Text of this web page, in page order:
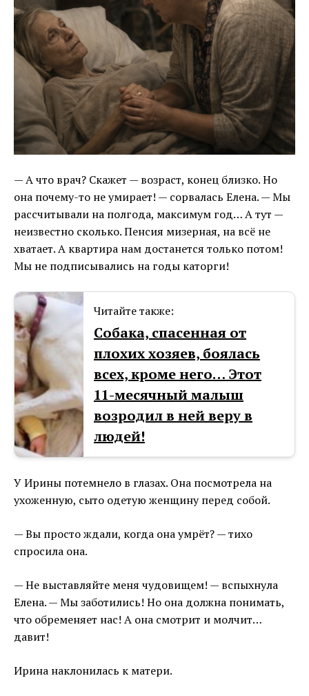
— А что врач? Скажет — возраст, конец близко. Но
она почему-то не умирает! — сорвалась Елена. — Мы
рассчитывали на полгода, максимум год… А тут —
неизвестно сколько. Пенсия мизерная, на всё не
хватает. А квартира нам достанется только потом!
Мы не подписывались на годы каторги!
Читайте также:
Собака, спасенная от
плохих хозяев, боялась
всех, кроме него… Этот
11-месячный малыш
возродил в ней веру в
людей!
У Ирины потемнело в глазах. Она посмотрела на
ухоженную, сыто одетую женщину перед собой.
— Вы просто ждали, когда она умрёт? — тихо
спросила она.
— Не выставляйте меня чудовищем! — вспыхнула
Елена. — Мы заботились! Но она должна понимать,
что обременяет нас! А она смотрит и молчит…
давит!
Ирина наклонилась к матери.